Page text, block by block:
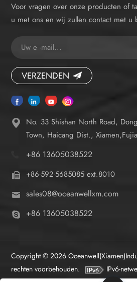
Voor vragen over onze producten of
u met ons en wij zullen contact met u
VERZENDEN
No. 33 Shishan North Road,
Town, Haicang Dist.,
+86 13605038522
+86-592-5685085 ext.8010
sales08@oceanwellxm.com
+86 13605038522
Copyright © 2026
rechten voorbehouden.
IPv6-